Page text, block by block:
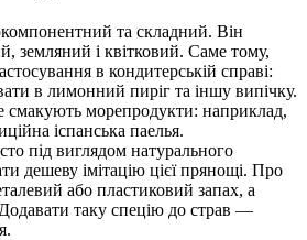
та складний. Він
земляний і квітковий. Саме тому,
в кондитерській справі:
в лимонний пиріг та іншу випічку.
смакують морепродукти: наприклад,
іспанська паелья.
під виглядом натурального
дешеву імітацію цієї прянощі. Про
або пластиковий запах, а
таку спецію до страв —